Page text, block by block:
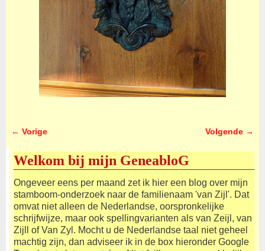
← Vorige Volgende →
Welkom bij mijn GeneabloG
Ongeveer eens per maand zet ik hier een blog over mijn
stamboom-onderzoek naar de familienaam 'van Zijl'. Dat
omvat niet alleen de Nederlandse, oorspronkelijke
schrijfwijze, maar ook spellingvarianten als van Zeijl, van
Zijll of Van Zyl. Mocht u de Nederlandse taal niet geheel
machtig zijn, dan adviseer ik in de box hieronder Google